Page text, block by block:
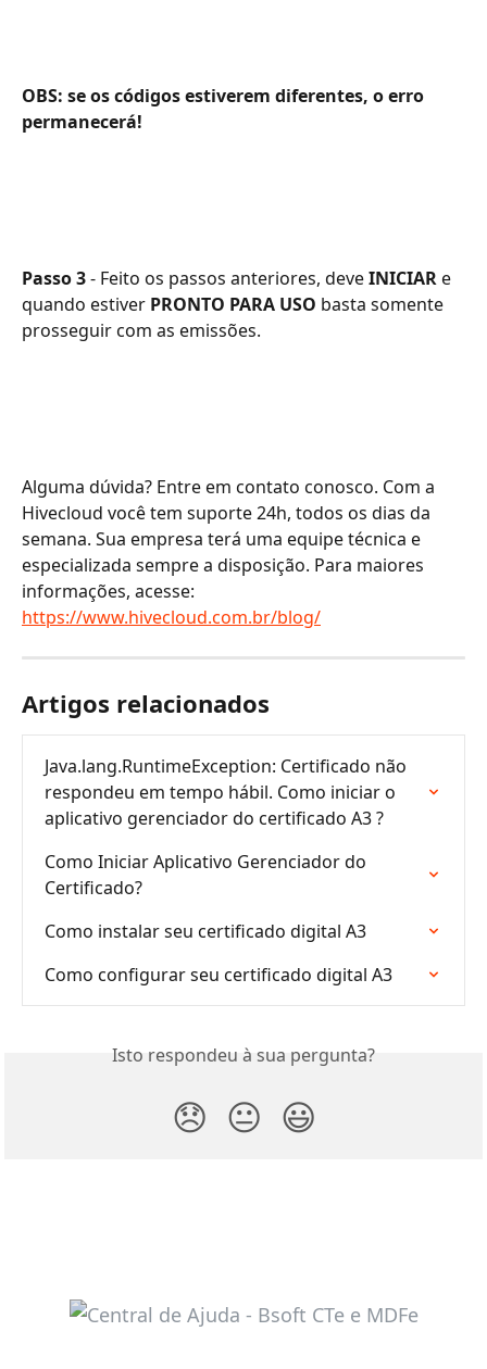
OBS: se os códigos estiverem diferentes, o erro
permanecerá!
Passo 3 - Feito os passos anteriores, deve INICIAR e
quando estiver PRONTO PARA USO basta somente
prosseguir com as emissões.
Alguma dúvida? Entre em contato conosco. Com a
Hivecloud você tem suporte 24h, todos os dias da
semana. Sua empresa terá uma equipe técnica e
especializada sempre a disposição. Para maiores
informações, acesse:
https://www.hivecloud.com.br/blog/
Artigos relacionados
Java.lang.RuntimeException: Certificado não
respondeu em tempo hábil. Como iniciar o
aplicativo gerenciador do certificado A3 ?
Como Iniciar Aplicativo Gerenciador do
Certificado?
Como instalar seu certificado digital A3
Como configurar seu certificado digital A3
Isto respondeu à sua pergunta?
😞 😐 😃